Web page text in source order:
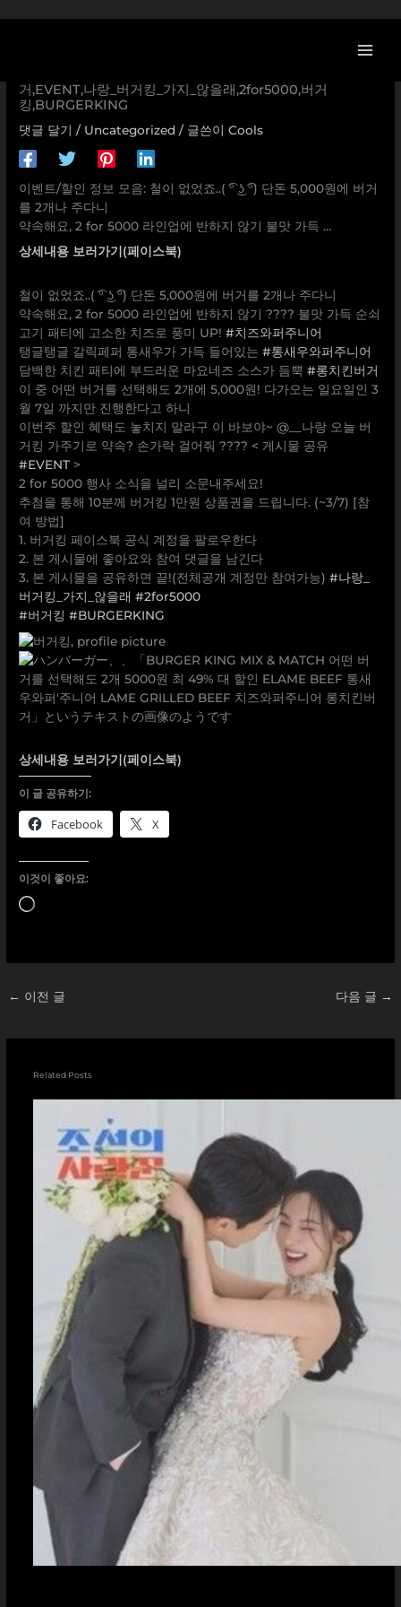
로
[버거킹 할인/이벤트] 철이 없었죠..( ͡° ͜ʖ ͡°) 단돈 5,000원에 버
거를 2개나 주다니 약속해요, 2 for 5000 라인업에 반하지 않
거,EVENT,나랑_버거킹_가지_않을래,2for5000,버거
킹,BURGERKING
댓글 달기 / Uncategorized / 글쓴이Cools
이벤트/할인 정보 모음: 철이 없었죠..( ͡° ͜ʖ ͡°) 단돈 5,000원에 버거
를 2개나 주다니
약속해요, 2 for 5000 라인업에 반하지 않기 불맛 가득 …
상세내용 보러가기(페이스북)
철이 없었죠..( ͡° ͜ʖ ͡°) 단돈 5,000원에 버거를 2개나 주다니
약속해요, 2 for 5000 라인업에 반하지 않기 ???? 불맛 가득 순쇠
고기 패티에 고소한 치즈로 풍미 UP!#치즈와퍼주니어
탱글탱글 갈릭페퍼 통새우가 가득 들어있는#통새우와퍼주니어
담백한 치킨 패티에 부드러운 마요네즈 소스가 듬뿍#롱치킨버거
이 중 어떤 버거를 선택해도 2개에 5,000원! 다가오는 일요일인 3
월 7일 까지만 진행한다고 하니
이번주 할인 혜택도 놓치지 말라구 이 바보야~ @__나랑 오늘 버
거킹 가주기로 약속? 손가락 걸어줘 ???? < 게시물 공유
#EVENT >
2 for 5000 행사 소식을 널리 소문내주세요!
추첨을 통해 10분께 버거킹 1만원 상품권을 드립니다. (~3/7) [참
여 방법]
1. 버거킹 페이스북 공식 계정을 팔로우한다
2. 본 게시물에 좋아요와 참여 댓글을 남긴다
3. 본 게시물을 공유하면 끝!(전체공개 계정만 참여가능)#나랑_
버거킹_가지_않을래 #2for5000
#버거킹 #BURGERKING
상세내용 보러가기(페이스북)
이 글 공유하기:
Facebook X
이것이 좋아요:
로
← 이전 글 다음 글 →
Related Posts